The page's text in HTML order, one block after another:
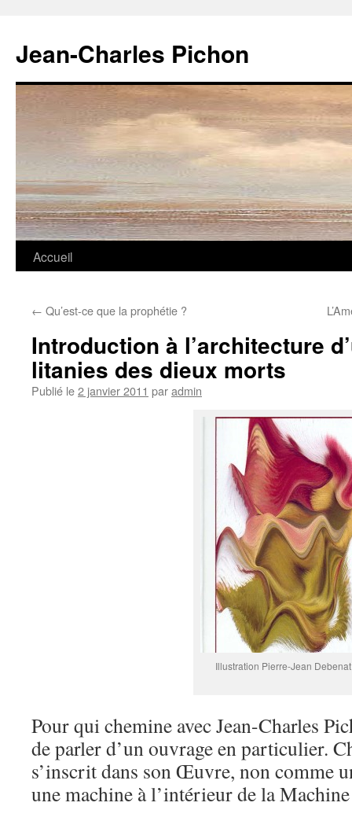
Jean-Charles Pichon
Aller
contenu
Accueil
← Qu’est-ce que la prophétie ?
Introduction à l’architecture
litanies des dieux morts
Publié le2 janvier 2011 paradmin
Illustration Pierre-Jean Debenat
Pour qui chemine avec Jean-Charles
de parler d’un ouvrage en particulier.
s’inscrit dans son Œuvre, non comme
une machine à l’intérieur de la